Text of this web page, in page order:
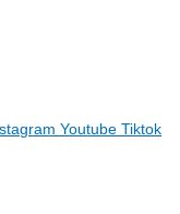
Youtube Tiktok